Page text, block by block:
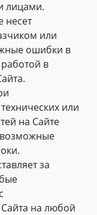
лицами.
несет
или
ошибки в
в
или
на Сайте
возможные
за
на любой